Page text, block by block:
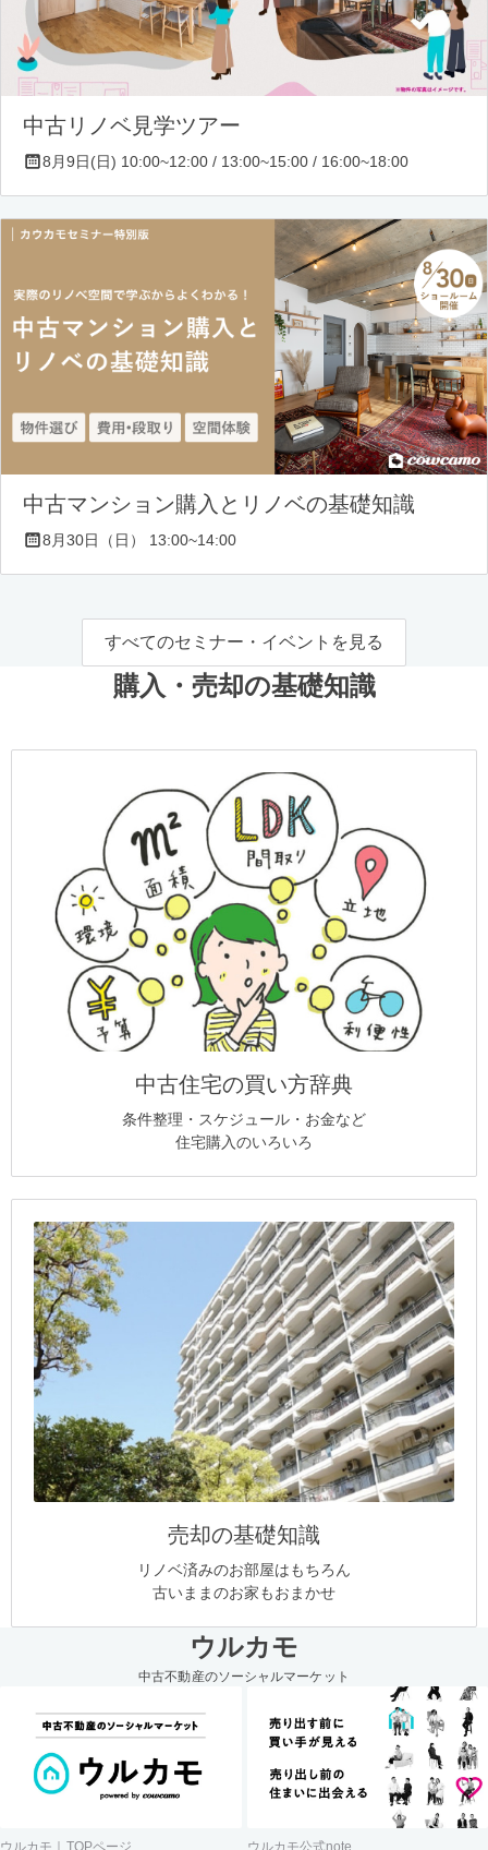
中古リノベ見学ツアー
8月9日(日) 10:00~12:00 / 13:00~15:00 / 16:00~18:00
中古マンション購入とリノベの基礎知識
8月30日（日） 13:00~14:00
すべてのセミナー・イベントを見る
購入・売却の基礎知識
中古住宅の買い方辞典
条件整理・スケジュール・お金など
住宅購入のいろいろ
売却の基礎知識
リノベ済みのお部屋はもちろん
古いままのお家もおまかせ
ウルカモ
中古不動産のソーシャルマーケット
ウルカモ｜TOPページ ウルカモ公式note